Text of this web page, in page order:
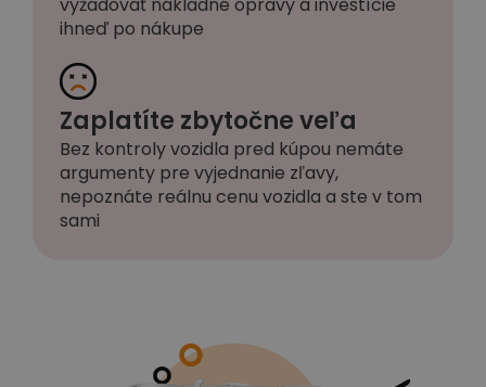
vyžadovať nákladné opravy a investície
ihneď po nákupe
Zaplatíte zbytočne veľa
Bez kontroly vozidla pred kúpou nemáte
argumenty pre vyjednanie zľavy,
nepoznáte reálnu cenu vozidla a ste v tom
sami